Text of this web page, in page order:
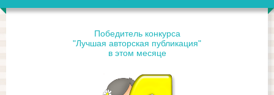
Победитель конкурса
"Лучшая авторская публикация"
в этом месяце